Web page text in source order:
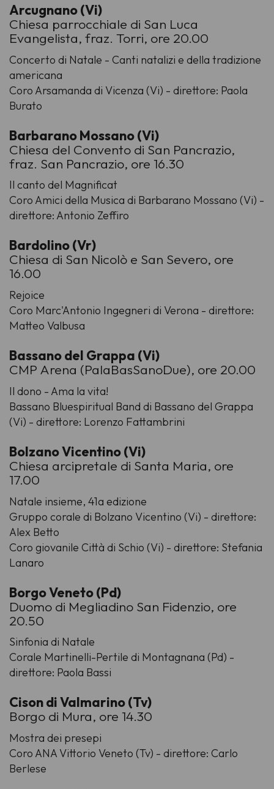
Arcugnano (Vi)
Chiesa parrocchiale di San Luca
Evangelista, fraz. Torri, ore 20.00
Concerto di Natale - Canti natalizi e della tradizione
americana
Coro Arsamanda di Vicenza (Vi) - direttore: Paola
Burato
Barbarano Mossano (Vi)
Chiesa del Convento di San Pancrazio,
fraz. San Pancrazio, ore 16.30
Il canto del Magnificat
Coro Amici della Musica di Barbarano Mossano (Vi) -
direttore: Antonio Zeffiro
Bardolino (Vr)
Chiesa di San Nicolò e San Severo, ore
16.00
Rejoice
Coro Marc'Antonio Ingegneri di Verona - direttore:
Matteo Valbusa
Bassano del Grappa (Vi)
CMP Arena (PalaBasSanoDue), ore 20.00
Il dono - Ama la vita!
Bassano Bluespiritual Band di Bassano del Grappa
(Vi) - direttore: Lorenzo Fattambrini
Bolzano Vicentino (Vi)
Chiesa arcipretale di Santa Maria, ore
17.00
Natale insieme, 41a edizione
Gruppo corale di Bolzano Vicentino (Vi) - direttore:
Alex Betto
Coro giovanile Città di Schio (Vi) - direttore: Stefania
Lanaro
Borgo Veneto (Pd)
Duomo di Megliadino San Fidenzio, ore
20.50
Sinfonia di Natale
Corale Martinelli-Pertile di Montagnana (Pd) -
direttore: Paola Bassi
Cison di Valmarino (Tv)
Borgo di Mura, ore 14.30
Mostra dei presepi
Coro ANA Vittorio Veneto (Tv) - direttore: Carlo
Berlese